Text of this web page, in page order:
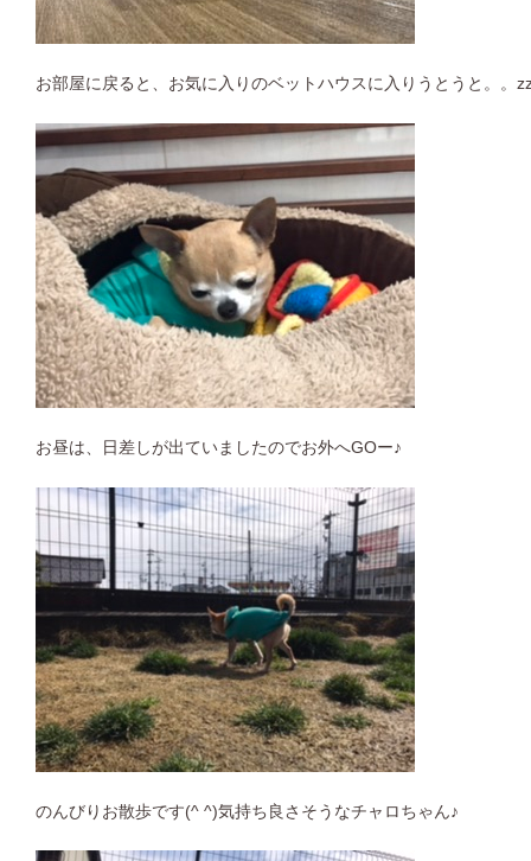
お部屋に戻ると、お気に入りのベットハウスに入りうとうと。。
お昼は、日差しが出ていましたのでお外へGOー♪
のんびりお散歩です(^ ^)気持ち良さそうなチャロちゃん♪